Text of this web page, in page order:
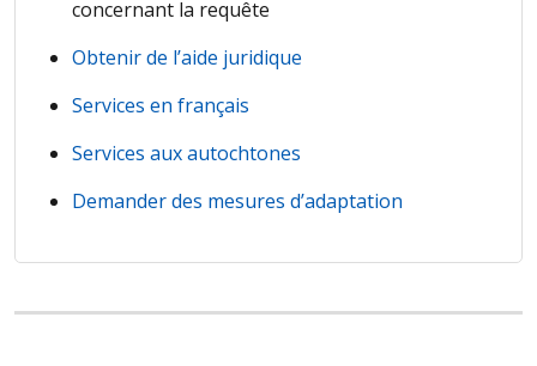
concernant la requête
Obtenir de l’aide juridique
Services en français
Services aux autochtones
Demander des mesures d’adaptation